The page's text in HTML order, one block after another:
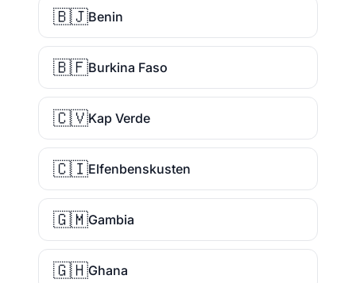
🇧🇯Benin
🇧🇫Burkina Faso
🇨🇻Kap Verde
🇨🇮Elfenbenskusten
🇬🇲Gambia
🇬🇭Ghana